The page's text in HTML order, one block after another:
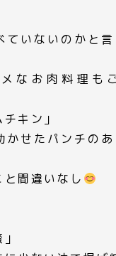
ていないのかと
なお肉料理も
キン」
かせたパンチの
間違いなし